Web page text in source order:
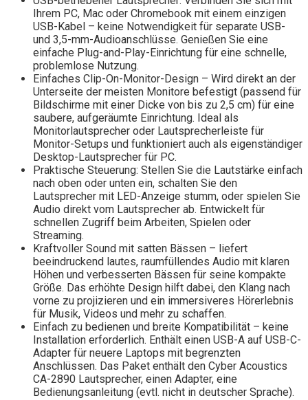
Ihrem PC, Mac oder Chromebook mit einem einzigen
USB-Kabel – keine Notwendigkeit für separate USB-
und 3,5-mm-Audioanschlüsse. Genießen Sie eine
einfache Plug-and-Play-Einrichtung für eine schnelle,
problemlose Nutzung.
Einfaches Clip-On-Monitor-Design – Wird direkt an der
Unterseite der meisten Monitore befestigt (passend für
Bildschirme mit einer Dicke von bis zu 2,5 cm) für eine
saubere, aufgeräumte Einrichtung. Ideal als
Monitorlautsprecher oder Lautsprecherleiste für
Monitor-Setups und funktioniert auch als eigenständiger
Desktop-Lautsprecher für PC.
Praktische Steuerung: Stellen Sie die Lautstärke einfach
nach oben oder unten ein, schalten Sie den
Lautsprecher mit LED-Anzeige stumm, oder spielen Sie
Audio direkt vom Lautsprecher ab. Entwickelt für
schnellen Zugriff beim Arbeiten, Spielen oder
Streaming.
Kraftvoller Sound mit satten Bässen – liefert
beeindruckend lautes, raumfüllendes Audio mit klaren
Höhen und verbesserten Bässen für seine kompakte
Größe. Das erhöhte Design hilft dabei, den Klang nach
vorne zu projizieren und ein immersiveres Hörerlebnis
für Musik, Videos und mehr zu schaffen.
Einfach zu bedienen und breite Kompatibilität – keine
Installation erforderlich. Enthält einen USB-A auf USB-C-
Adapter für neuere Laptops mit begrenzten
Anschlüssen. Das Paket enthält den Cyber Acoustics
CA-2890 Lautsprecher, einen Adapter, eine
Bedienungsanleitung (evtl. nicht in deutscher Sprache).